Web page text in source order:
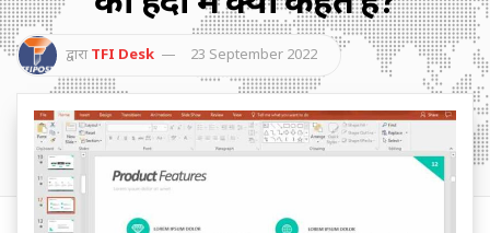
द्वारा TFI Desk 23 September 2022